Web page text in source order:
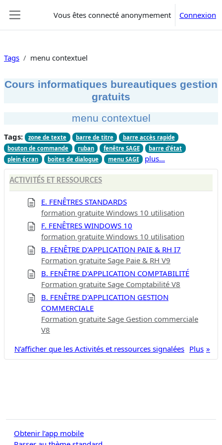
Vous êtes connecté anonymement Connexion
Tags menu contextuel
Cours informatiques bureautiques gestion
gratuits
menu contextuel
Tags: zone de texte barre de titre
barre accès rapide
bouton de commande
ruban fenêtre SAGE
barre d'état
plein écran
boites de dialogue menu SAGE plus…
ACTIVITÉS ET RESSOURCES
E. FENÊTRES STANDARDS
formation gratuite Windows 10 utilisation
F. FENÊTRES WINDOWS 10
formation gratuite Windows 10 utilisation
B. FENÊTRE D'APPLICATION PAIE & RH I7
Formation gratuite Sage Paie & RH V9
B. FENÊTRE D'APPLICATION COMPTABILITÉ
Formation gratuite Sage Comptabilité V8
B. FENÊTRE D'APPLICATION GESTION
COMMERCIALE
Formation gratuite Sage Gestion commerciale
V8
Plus
N’afficher que les Activités et ressources signalées
Obtenir l’app mobile